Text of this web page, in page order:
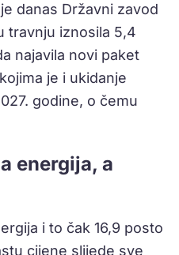
danas Državni zavod
travnju iznosila 5,4
najavila novi paket
je i ukidanje
godine, o čemu
energija, a
i to čak 16,9 posto
cijene slijede sve